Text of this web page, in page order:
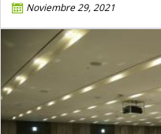
Noviembre 29, 2021